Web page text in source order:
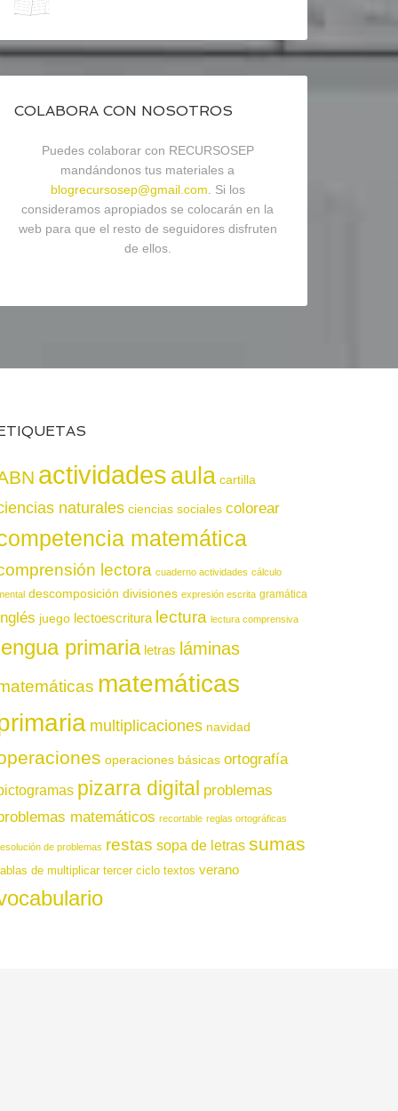
COLABORA CON NOSOTROS
Puedes colaborar con RECURSOSEP
mandándonos tus materiales a
blogrecursosep@gmail.com . Si los
consideramos apropiados se colocarán en la
web para que el resto de seguidores disfruten
de ellos.
actividadesaula cartilla
naturales ciencias sociales colorear
matemática
lectora cuaderno actividades cálculo
descomposición divisiones expresión escrita gramática
juego lectoescritura lectura lectura comprensiva
primaria letras láminas
matemáticas
multiplicaciones navidad
operaciones básicas ortografía
pizarra digital problemas
matemáticos recortable reglas ortográficas
de problemas restas sopa de letras sumas
de multiplicar tercer ciclo textos verano